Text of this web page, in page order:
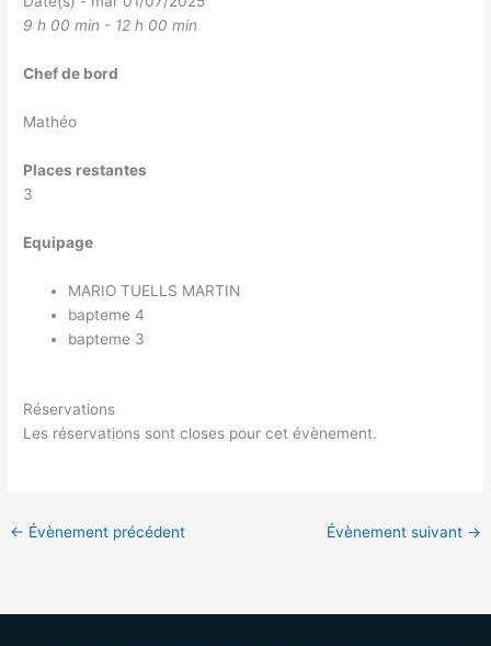
9 h 00 min - 12 h 00 min
Chef de bord
Mathéo
Places restantes
3
Equipage
MARIO TUELLS MARTIN
bapteme 4
bapteme 3
Réservations
Les réservations sont closes pour cet évènement.
← Évènement précédent Évènement suivant →